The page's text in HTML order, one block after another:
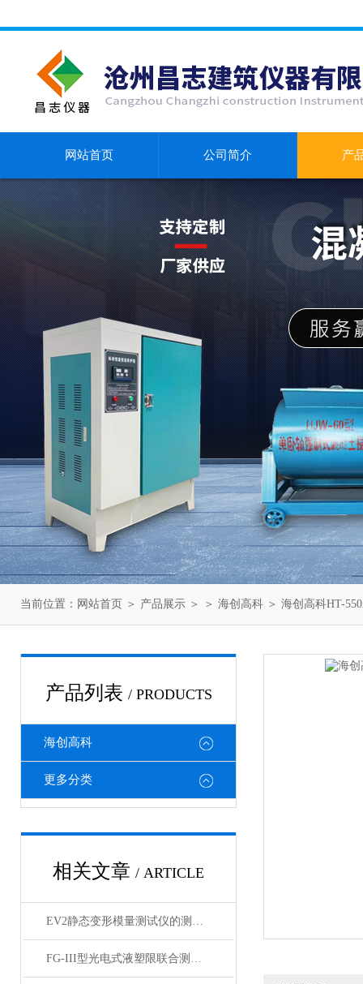
网站首页 公司简介 产
当前位置： 网站首页 ＞ 产品展示 ＞ ＞ 海创高科 ＞ 海创高科HT-
产品列表 / PRODUCTS
海创高科
更多分类
相关文章 / ARTICLE
EV2静态变形模量测试仪的测试原理和产品特点概述
FG-III型光电式液塑限联合测定仪产品简介